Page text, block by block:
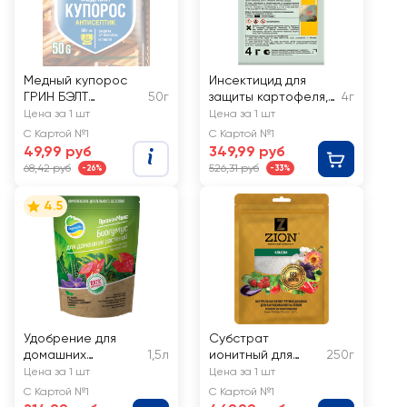
Медный купорос
ГРИН БЭЛТ
антисептик
50г
Цена за 1 шт
С Картой №1
49,99 руб
68,42 руб -26%
Инсектицид для
защиты картофеля,
смородины и
цветочных культур
от вредителей
SYNGENTA Актара,
Арт. 51000456
4г
Цена за 1 шт
С Картой №1
349,99 руб
526,31 руб -33%
4.5
Удобрение для
домашних
растений
ORGANICMIX
Биогумус
1,5л
Цена за 1 шт
С Картой №1
Субстрат
ионитный для
выращивания
ZION Классик,
Арт. A000018
250г
Цена за 1 шт
С Картой №1